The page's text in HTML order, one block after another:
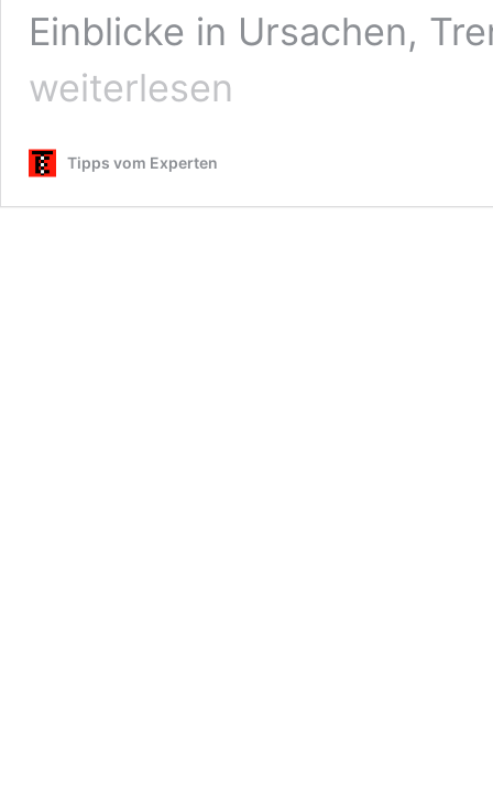
Einblicke in Ursachen,
weiterlesen
Tipps vom Experten